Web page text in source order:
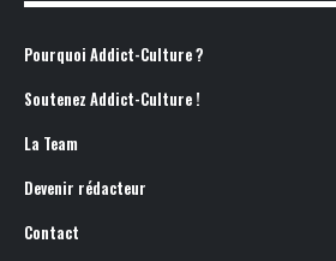
Pourquoi Addict-Culture ?
Soutenez Addict-Culture !
La Team
Devenir rédacteur
Contact